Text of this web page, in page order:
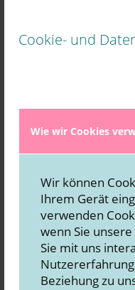
Cookie- und
Wie wir Cookies
Wir können
Ihrem Gerät
verwenden
wenn Sie
Sie mit uns
Beziehung zu
Wei­ter­le­sen